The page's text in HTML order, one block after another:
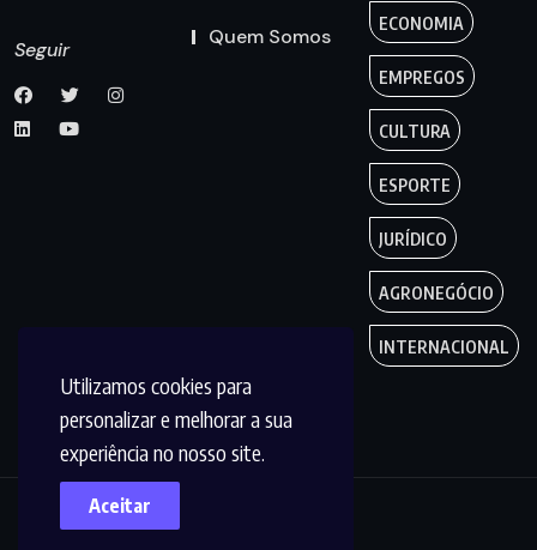
Utilizamos cookies para
personalizar e melhorar a sua
experiência no nosso site.
Aceitar
Seguir
Quem Somos
ECONOMIA
EMPREGOS
CULTURA
ESPORTE
JURÍDICO
AGRONEGÓCIO
INTERNACIONAL